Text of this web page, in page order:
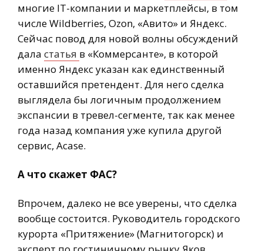
многие IT-компании и маркетплейсы, в том
числе Wildberries, Ozon, «Авито» и Яндекс.
Сейчас повод для новой волны обсуждений
дала статья в «Коммерсанте», в которой
именно Яндекс указан как единственный
оставшийся претендент. Для него сделка
выглядела бы логичным продолжением
экспансии в тревел-сегменте, так как менее
года назад компания уже купила другой
сервис, Acase.
А что скажет ФАС?
Впрочем, далеко не все уверены, что сделка
вообще состоится. Руководитель городского
курорта «Притяжение» (Магнитогорск) и